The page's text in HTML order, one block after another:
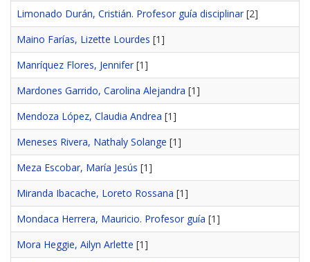
Limonado Durán, Cristián. Profesor guía disciplinar[2]
Maino Farías, Lizette Lourdes [1]
Manríquez Flores, Jennifer[1]
Mardones Garrido, Carolina Alejandra [1]
Mendoza López, Claudia Andrea [1]
Meneses Rivera, Nathaly Solange [1]
Meza Escobar, María Jesús [1]
Miranda Ibacache, Loreto Rossana [1]
Mondaca Herrera, Mauricio. Profesor guía [1]
Mora Heggie, Ailyn Arlette [1]